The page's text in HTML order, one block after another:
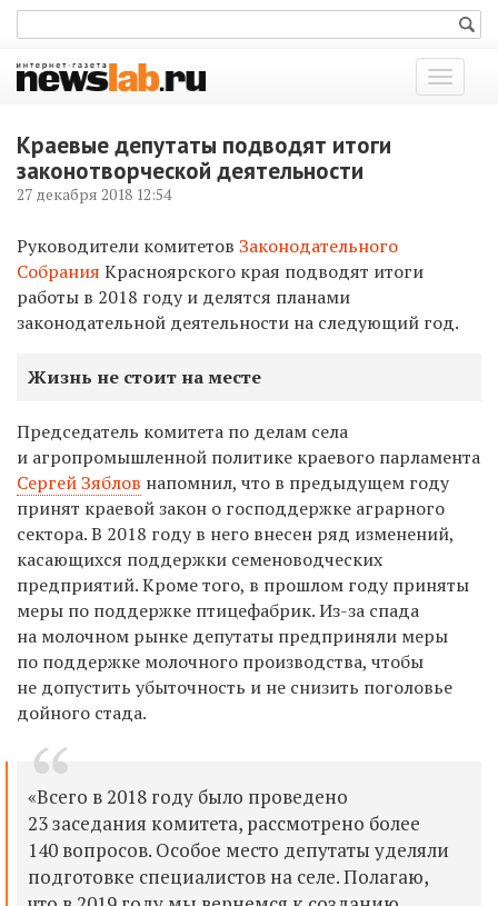
Показать
меню
Краевые депутаты подводят итоги
законотворческой деятельности
27 декабря 2018 12:54
Руководители комитетов Законодательного
Собрания Красноярского края подводят итоги
работы в 2018 году и делятся планами
законодательной деятельности на следующий год.
Жизнь не стоит на месте
Председатель комитета по делам села
и агропромышленной политике краевого парламента
Сергей Зяблов напомнил, что в предыдущем году
принят краевой закон о господдержке аграрного
сектора. В 2018 году в него внесен ряд изменений,
касающихся поддержки семеноводческих
предприятий. Кроме того, в прошлом году приняты
меры по поддержке птицефабрик. Из-за спада
на молочном рынке депутаты предприняли меры
по поддержке молочного производства, чтобы
не допустить убыточность и не снизить поголовье
дойного стада.
«Всего в 2018 году было проведено
23 заседания комитета, рассмотрено более
140 вопросов. Особое место депутаты уделяли
подготовке специалистов на селе. Полагаю,